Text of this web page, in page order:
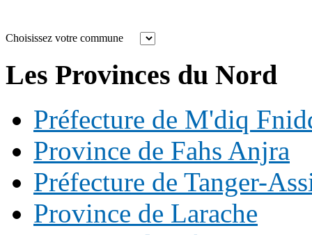
Choisissez votre commune
Les Provinces du Nord
Préfecture de M'diq
Province de Fahs Anjra
Préfecture de Tanger-
Province de Larache